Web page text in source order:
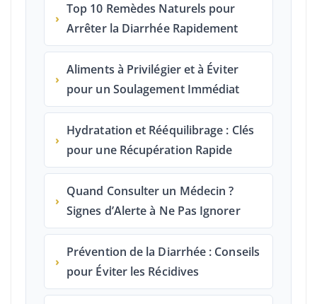
›
Top 10 Remèdes Naturels pour
Arrêter la Diarrhée Rapidement
›
Aliments à Privilégier et à Éviter
pour un Soulagement Immédiat
›
Hydratation et Rééquilibrage : Clés
pour une Récupération Rapide
›
Quand Consulter un Médecin ?
Signes d’Alerte à Ne Pas Ignorer
›
Prévention de la Diarrhée : Conseils
pour Éviter les Récidives